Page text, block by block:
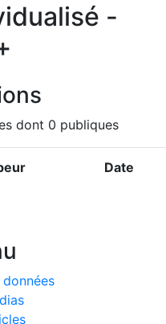
-
dont 0 publiques
Date
données